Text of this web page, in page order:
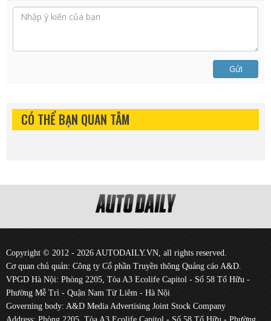
Gửi
CÓ THỂ BẠN QUAN TÂM
Copyright © 2012 - 2026 AUTODAILY.VN, all rights reserved.
Cơ quan chủ quản: Công ty Cổ phần Truyền thông Quảng cáo A&D.
VPGD Hà Nội: Phòng 2205, Tòa A3 Ecolife Capitol - Số 58 Tố Hữu -
Phường Mễ Trì - Quận Nam Từ Liêm - Hà Nội
Governing body: A&D Media Advertising Joint Stock Company